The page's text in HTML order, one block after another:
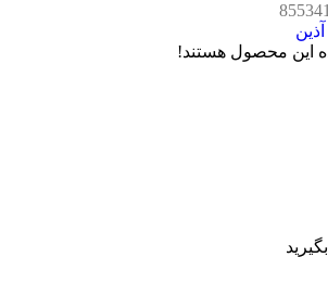
این محصول هستند!